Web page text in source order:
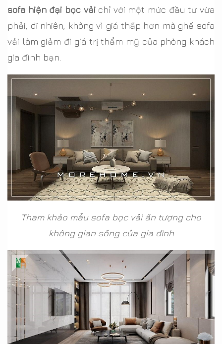
sofa hiện đại bọc vải chỉ với một mức đầu tư vừa
phải, dĩ nhiên, không vì giá thấp hơn mà ghế sofa
vải làm giảm đi giá trị thẩm mỹ của phòng khách
gia đình bạn.
Tham khảo mẫu sofa bọc vải ấn tượng cho
không gian sống của gia đình